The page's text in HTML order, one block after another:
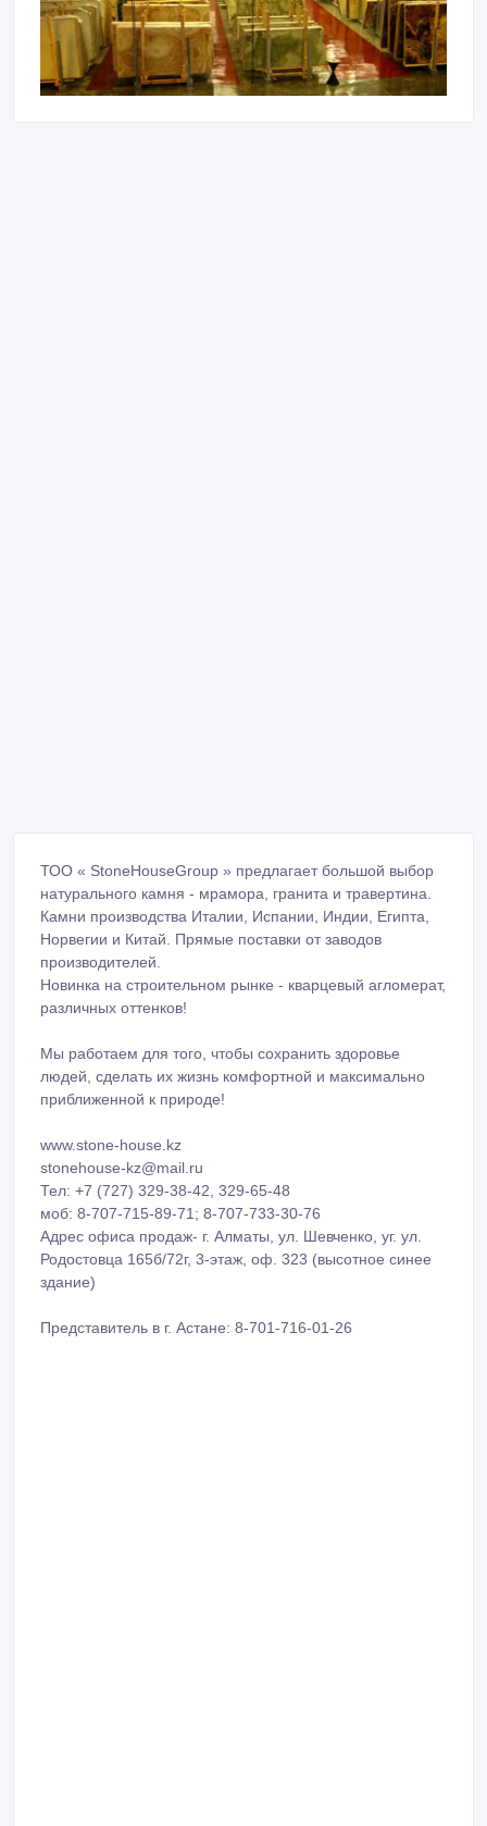
ТОО « StoneHouseGroup » предлагает большой выбор
натурального камня - мрамора, гранита и травертина.
Камни производства Италии, Испании, Индии, Египта,
Норвегии и Китай. Прямые поставки от заводов
производителей.
Новинка на строительном рынке - кварцевый агломерат,
различных оттенков!
Мы работаем для того, чтобы сохранить здоровье
людей, сделать их жизнь комфортной и максимально
приближенной к природе!
www.stone-house.kz
stonehouse-kz@mail.ru
Тел: +7 (727) 329-38-42, 329-65-48
моб: 8-707-715-89-71; 8-707-733-30-76
Адрес офиса продаж- г. Алматы, ул. Шевченко, уг. ул.
Родостовца 165б/72г, 3-этаж, оф. 323 (высотное синее
здание)
Представитель в г. Астане: 8-701-716-01-26